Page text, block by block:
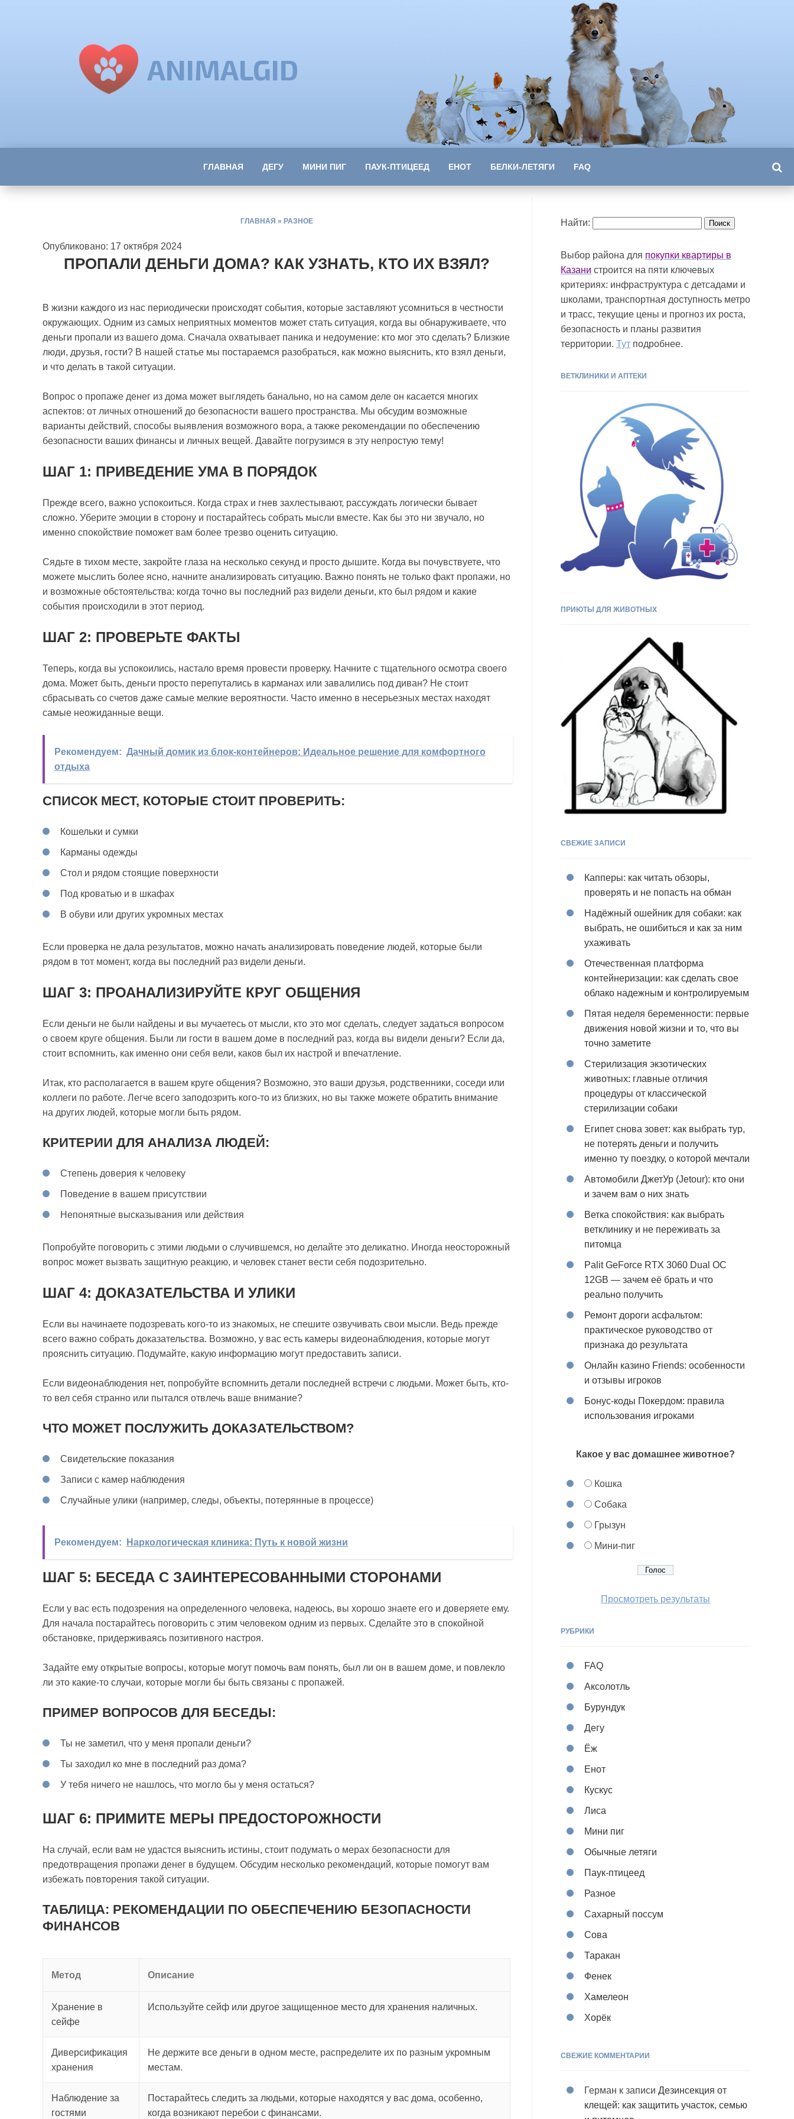
ANIMALGID
ANIMALGID
ГЛАВНАЯ ДЕГУ МИНИ ПИГ ПАУК-ПТИЦЕЕД ЕНОТ БЕЛКИ-ЛЕТЯГИ FAQ
ГЛАВНАЯ » РАЗНОЕ
Опубликовано: 17 октября 2024
ПРОПАЛИ ДЕНЬГИ ДОМА? КАК УЗНАТЬ, КТО ИХ ВЗЯЛ?
В жизни каждого из нас периодически происходят события, которые заставляют усомниться в честности
окружающих. Одним из самых неприятных моментов может стать ситуация, когда вы обнаруживаете, что
деньги пропали из вашего дома. Сначала охватывает паника и недоумение: кто мог это сделать? Близкие
люди, друзья, гости? В нашей статье мы постараемся разобраться, как можно выяснить, кто взял деньги,
и что делать в такой ситуации.
Вопрос о пропаже денег из дома может выглядеть банально, но на самом деле он касается многих
аспектов: от личных отношений до безопасности вашего пространства. Мы обсудим возможные
варианты действий, способы выявления возможного вора, а также рекомендации по обеспечению
безопасности ваших финансы и личных вещей. Давайте погрузимся в эту непростую тему!
ШАГ 1: ПРИВЕДЕНИЕ УМА В ПОРЯДОК
Прежде всего, важно успокоиться. Когда страх и гнев захлестывают, рассуждать логически бывает
сложно. Уберите эмоции в сторону и постарайтесь собрать мысли вместе. Как бы это ни звучало, но
именно спокойствие поможет вам более трезво оценить ситуацию.
Сядьте в тихом месте, закройте глаза на несколько секунд и просто дышите. Когда вы почувствуете, что
можете мыслить более ясно, начните анализировать ситуацию. Важно понять не только факт пропажи, но
и возможные обстоятельства: когда точно вы последний раз видели деньги, кто был рядом и какие
события происходили в этот период.
ШАГ 2: ПРОВЕРЬТЕ ФАКТЫ
Теперь, когда вы успокоились, настало время провести проверку. Начните с тщательного осмотра своего
дома. Может быть, деньги просто перепутались в карманах или завалились под диван? Не стоит
сбрасывать со счетов даже самые мелкие вероятности. Часто именно в несерьезных местах находят
самые неожиданные вещи.
Рекомендуем: Дачный домик из блок-контейнеров: Идеальное решение для комфортного
отдыха
СПИСОК МЕСТ, КОТОРЫЕ СТОИТ ПРОВЕРИТЬ:
Кошельки и сумки
Карманы одежды
Стол и рядом стоящие поверхности
Под кроватью и в шкафах
В обуви или других укромных местах
Если проверка не дала результатов, можно начать анализировать поведение людей, которые были
рядом в тот момент, когда вы последний раз видели деньги.
ШАГ 3: ПРОАНАЛИЗИРУЙТЕ КРУГ ОБЩЕНИЯ
Если деньги не были найдены и вы мучаетесь от мысли, кто это мог сделать, следует задаться вопросом
о своем круге общения. Были ли гости в вашем доме в последний раз, когда вы видели деньги? Если да,
стоит вспомнить, как именно они себя вели, каков был их настрой и впечатление.
Итак, кто располагается в вашем круге общения? Возможно, это ваши друзья, родственники, соседи или
коллеги по работе. Легче всего заподозрить кого-то из близких, но вы также можете обратить внимание
на других людей, которые могли быть рядом.
КРИТЕРИИ ДЛЯ АНАЛИЗА ЛЮДЕЙ:
Степень доверия к человеку
Поведение в вашем присутствии
Непонятные высказывания или действия
Попробуйте поговорить с этими людьми о случившемся, но делайте это деликатно. Иногда неосторожный
вопрос может вызвать защитную реакцию, и человек станет вести себя подозрительно.
ШАГ 4: ДОКАЗАТЕЛЬСТВА И УЛИКИ
Если вы начинаете подозревать кого-то из знакомых, не спешите озвучивать свои мысли. Ведь прежде
всего важно собрать доказательства. Возможно, у вас есть камеры видеонаблюдения, которые могут
прояснить ситуацию. Подумайте, какую информацию могут предоставить записи.
Если видеонаблюдения нет, попробуйте вспомнить детали последней встречи с людьми. Может быть, кто-
то вел себя странно или пытался отвлечь ваше внимание?
ЧТО МОЖЕТ ПОСЛУЖИТЬ ДОКАЗАТЕЛЬСТВОМ?
Свидетельские показания
Записи с камер наблюдения
Случайные улики (например, следы, объекты, потерянные в процессе)
Рекомендуем: Наркологическая клиника: Путь к новой жизни
ШАГ 5: БЕСЕДА С ЗАИНТЕРЕСОВАННЫМИ СТОРОНАМИ
Если у вас есть подозрения на определенного человека, надеюсь, вы хорошо знаете его и доверяете ему.
Для начала постарайтесь поговорить с этим человеком одним из первых. Сделайте это в спокойной
обстановке, придерживаясь позитивного настроя.
Задайте ему открытые вопросы, которые могут помочь вам понять, был ли он в вашем доме, и повлекло
ли это какие-то случаи, которые могли бы быть связаны с пропажей.
ПРИМЕР ВОПРОСОВ ДЛЯ БЕСЕДЫ:
Ты не заметил, что у меня пропали деньги?
Ты заходил ко мне в последний раз дома?
У тебя ничего не нашлось, что могло бы у меня остаться?
ШАГ 6: ПРИМИТЕ МЕРЫ ПРЕДОСТОРОЖНОСТИ
На случай, если вам не удастся выяснить истины, стоит подумать о мерах безопасности для
предотвращения пропажи денег в будущем. Обсудим несколько рекомендаций, которые помогут вам
избежать повторения такой ситуации.
ТАБЛИЦА: РЕКОМЕНДАЦИИ ПО ОБЕСПЕЧЕНИЮ БЕЗОПАСНОСТИ
ФИНАНСОВ
Метод Описание
Хранение в
сейфе
Используйте сейф или другое защищенное место для хранения наличных.
Диверсификация
хранения
Не держите все деньги в одном месте, распределите их по разным укромным
местам.
Наблюдение за
гостями
Постарайтесь следить за людьми, которые находятся у вас дома, особенно,
когда возникают перебои с финансами.
Найти:
Выбор района для покупки квартиры в
Казани строится на пяти ключевых
критериях: инфраструктура с детсадами и
школами, транспортная доступность метро
и трасс, текущие цены и прогноз их роста,
безопасность и планы развития
территории. Тут подробнее.
ВЕТКЛИНИКИ И АПТЕКИ
ПРИЮТЫ ДЛЯ ЖИВОТНЫХ
СВЕЖИЕ ЗАПИСИ
Капперы: как читать обзоры,
проверять и не попасть на обман
Надёжный ошейник для собаки: как
выбрать, не ошибиться и как за ним
ухаживать
Отечественная платформа
контейнеризации: как сделать свое
облако надежным и контролируемым
Пятая неделя беременности: первые
движения новой жизни и то, что вы
точно заметите
Стерилизация экзотических
животных: главные отличия
процедуры от классической
стерилизации собаки
Египет снова зовет: как выбрать тур,
не потерять деньги и получить
именно ту поездку, о которой мечтали
Автомобили ДжетУр (Jetour): кто они
и зачем вам о них знать
Ветка спокойствия: как выбрать
ветклинику и не переживать за
питомца
Palit GeForce RTX 3060 Dual OC
12GB — зачем её брать и что
реально получить
Ремонт дороги асфальтом:
практическое руководство от
признака до результата
Онлайн казино Friends: особенности
и отзывы игроков
Бонус-коды Покердом: правила
использования игроками
Какое у вас домашнее животное?
Кошка
Собака
Грызун
Мини-пиг
Просмотреть результаты
РУБРИКИ
FAQ
Аксолотль
Бурундук
Дегу
Ёж
Енот
Кускус
Лиса
Мини пиг
Обычные летяги
Паук-птицеед
Разное
Сахарный поссум
Сова
Таракан
Фенек
Хамелеон
Хорёк
СВЕЖИЕ КОММЕНТАРИИ
Герман к записи Дезинсекция от
клещей: как защитить участок, семью